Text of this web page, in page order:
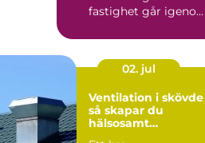
fastighet går
Eskilstuna bygg...
02. jul
Ventilation i skövde
så skapar du
hälsosamt